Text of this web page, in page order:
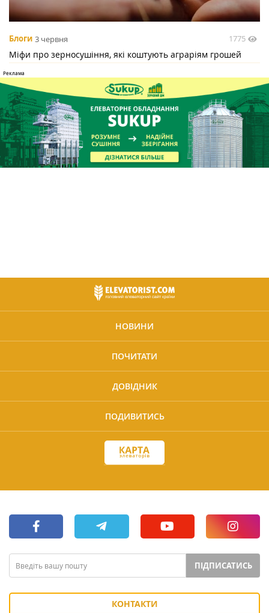
Блоги 3 червня 1775
Міфи про зерносушіння, які коштують аграріям грошей
НОВИНИ
ПОЧИТАТИ
ДОВІДНИК
ПОДИВИТИСЬ
ПІДПИСАТИСЬ
КОНТАКТИ